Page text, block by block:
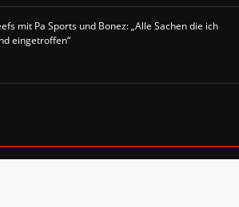
mit Pa Sports und Bonez: „Alle Sachen die ich
eingetroffen“